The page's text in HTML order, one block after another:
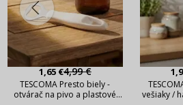
1,65 €4,99 €
TESCOMA Presto biely -
otvárač na pivo a plastové
vešiaky /